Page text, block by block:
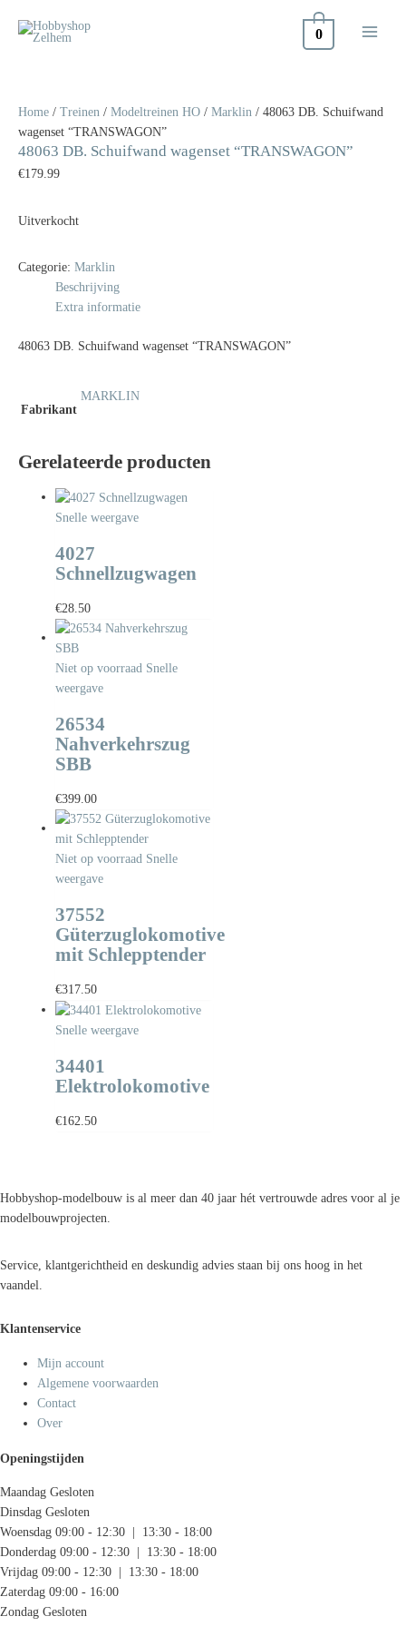
naar
0
Home / Treinen / Modeltreinen HO / Marklin / 48063 DB. Schuifwand
wagenset “TRANSWAGON”
48063 DB. Schuifwand wagenset “TRANSWAGON”
€179.99
Uitverkocht
Categorie: Marklin
Beschrijving
Extra informatie
48063 DB. Schuifwand wagenset “TRANSWAGON”
Fabrikant
MARKLIN
Gerelateerde producten
Snelle weergave
4027
Schnellzugwagen
€28.50
Niet op voorraad Snelle
weergave
26534
Nahverkehrszug
SBB
€399.00
Niet op voorraad Snelle
weergave
37552
Güterzuglokomotive
mit Schlepptender
€317.50
Snelle weergave
34401
Elektrolokomotive
€162.50
Hobbyshop-modelbouw is al meer dan 40 jaar hét vertrouwde adres voor al je
modelbouwprojecten.
Service, klantgerichtheid en deskundig advies staan bij ons hoog in het
vaandel.
Klantenservice
Mijn account
Algemene voorwaarden
Contact
Over
Openingstijden
Maandag Gesloten
Dinsdag Gesloten
Woensdag 09:00 - 12:30 | 13:30 - 18:00
Donderdag 09:00 - 12:30 | 13:30 - 18:00
Vrijdag 09:00 - 12:30 | 13:30 - 18:00
Zaterdag 09:00 - 16:00
Zondag Gesloten